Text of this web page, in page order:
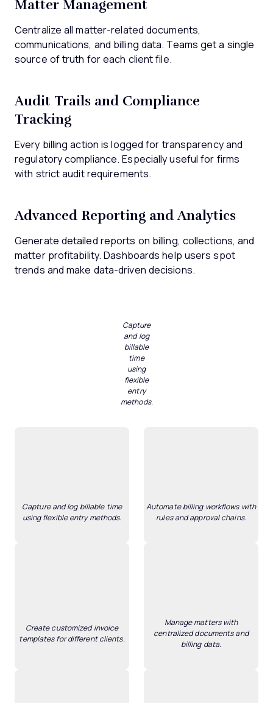
Centralize all matter-related documents,
communications, and billing data. Teams get a single
source of truth for each client file.
Audit Trails and Compliance
Tracking
Every billing action is logged for transparency and
regulatory compliance. Especially useful for firms
with strict audit requirements.
Advanced Reporting and Analytics
Generate detailed reports on billing, collections, and
matter profitability. Dashboards help users spot
trends and make data-driven decisions.
Capture
and log
billable
time
using
flexible
entry
methods.
Capture and log billable time
using flexible entry methods.
Automate billing workflows with
rules and approval chains.
Create customized invoice
templates for different clients.
Manage matters with
centralized documents and
billing data.